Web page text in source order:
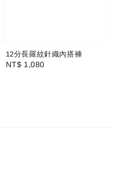
12分長羅紋針織內搭褲
Regular
NT$ 1,080